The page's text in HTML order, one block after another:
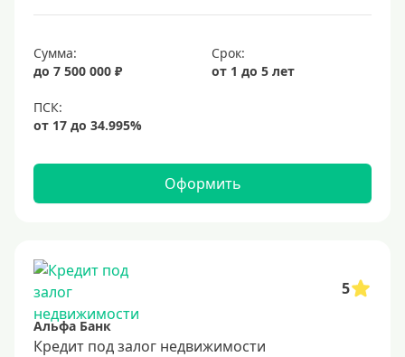
7%
8%
9%
11%
12%
14%
15%
16%
17%
Сумма:
до 7 500 000 ₽
Срок:
от 1 до 5 лет
Оформить
5
Альфа Банк
Кредит под залог недвижимости